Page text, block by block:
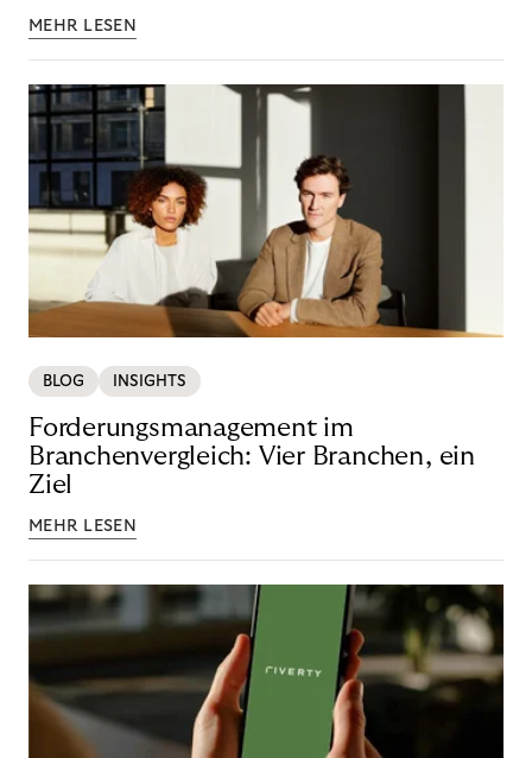
MEHR LESEN
BLOG INSIGHTS
Forderungsmanagement im
Branchenvergleich: Vier Branchen, ein
Ziel
MEHR LESEN